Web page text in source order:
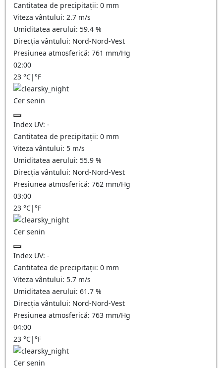
Cantitatea de precipitații: 0 mm
Viteza vântului: 2.7 m/s
Umiditatea aerului: 59.4 %
Direcția vântului: Nord-Nord-Vest
Presiunea atmosferică: 761 mm/Hg
02:00
23 °C|°F
Cer senin
Index UV: -
Cantitatea de precipitații: 0 mm
Viteza vântului: 5 m/s
Umiditatea aerului: 55.9 %
Direcția vântului: Nord-Nord-Vest
Presiunea atmosferică: 762 mm/Hg
03:00
23 °C|°F
Cer senin
Index UV: -
Cantitatea de precipitații: 0 mm
Viteza vântului: 5.7 m/s
Umiditatea aerului: 61.7 %
Direcția vântului: Nord-Nord-Vest
Presiunea atmosferică: 763 mm/Hg
04:00
23 °C|°F
Cer senin